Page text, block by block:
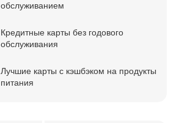
обслуживанием
Кредитные карты без годового
обслуживания
Лучшие карты с кэшбэком на продукты
питания